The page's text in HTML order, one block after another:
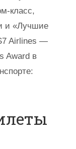
класс,
и «Лучшие
Airlines —
Award в